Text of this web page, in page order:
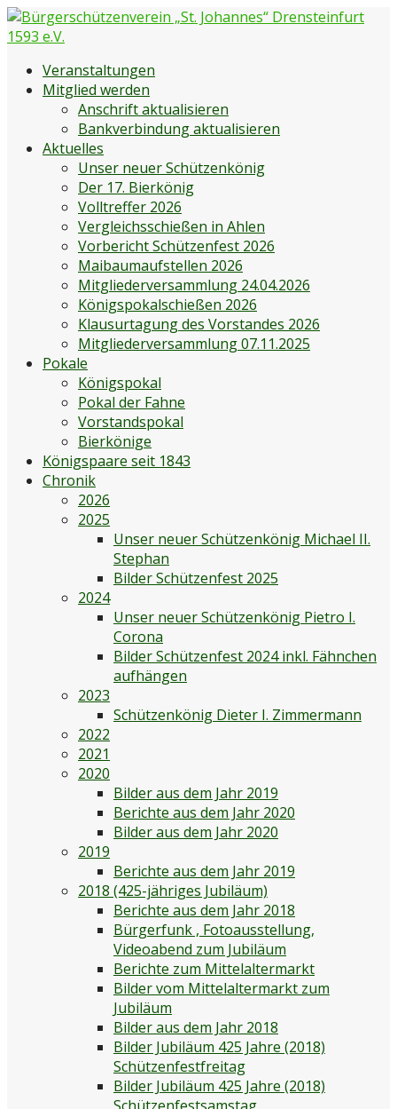
Zum
Inhalt
e.V.
Veranstaltungen
Mitglied werden
Anschrift aktualisieren
Bankverbindung aktualisieren
Aktuelles
Unser neuer Schützenkönig
Der 17. Bierkönig
Volltreffer 2026
Vergleichsschießen in Ahlen
Vorbericht Schützenfest 2026
Maibaumaufstellen 2026
Mitgliederversammlung 24.04.2026
Königspokalschießen 2026
Klausurtagung des Vorstandes 2026
Mitgliederversammlung 07.11.2025
Pokale
Königspokal
Pokal der Fahne
Vorstandspokal
Bierkönige
Königspaare seit 1843
Chronik
2026
2025
Unser neuer Schützenkönig Michael II.
Stephan
Bilder Schützenfest 2025
2024
Unser neuer Schützenkönig Pietro I.
Corona
Bilder Schützenfest 2024 inkl. Fähnchen
aufhängen
2023
Schützenkönig Dieter I. Zimmermann
2022
2021
2020
Bilder aus dem Jahr 2019
Berichte aus dem Jahr 2020
Bilder aus dem Jahr 2020
2019
Berichte aus dem Jahr 2019
2018 (425-jähriges Jubiläum)
Berichte aus dem Jahr 2018
Bürgerfunk , Fotoausstellung,
Videoabend zum Jubiläum
Berichte zum Mittelaltermarkt
Bilder vom Mittelaltermarkt zum
Jubiläum
Bilder aus dem Jahr 2018
Bilder Jubiläum 425 Jahre (2018)
Schützenfestfreitag
Bilder Jubiläum 425 Jahre (2018)